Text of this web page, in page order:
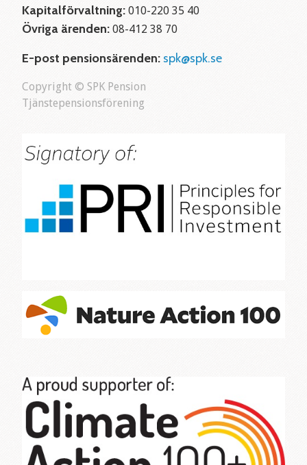
Kapitalförvaltning: 010-220 35 40
Övriga ärenden: 08-412 38 70
E-post pensionsärenden: spk@spk.se
Copyright © SPK Pension
Tjänstepensionsförening